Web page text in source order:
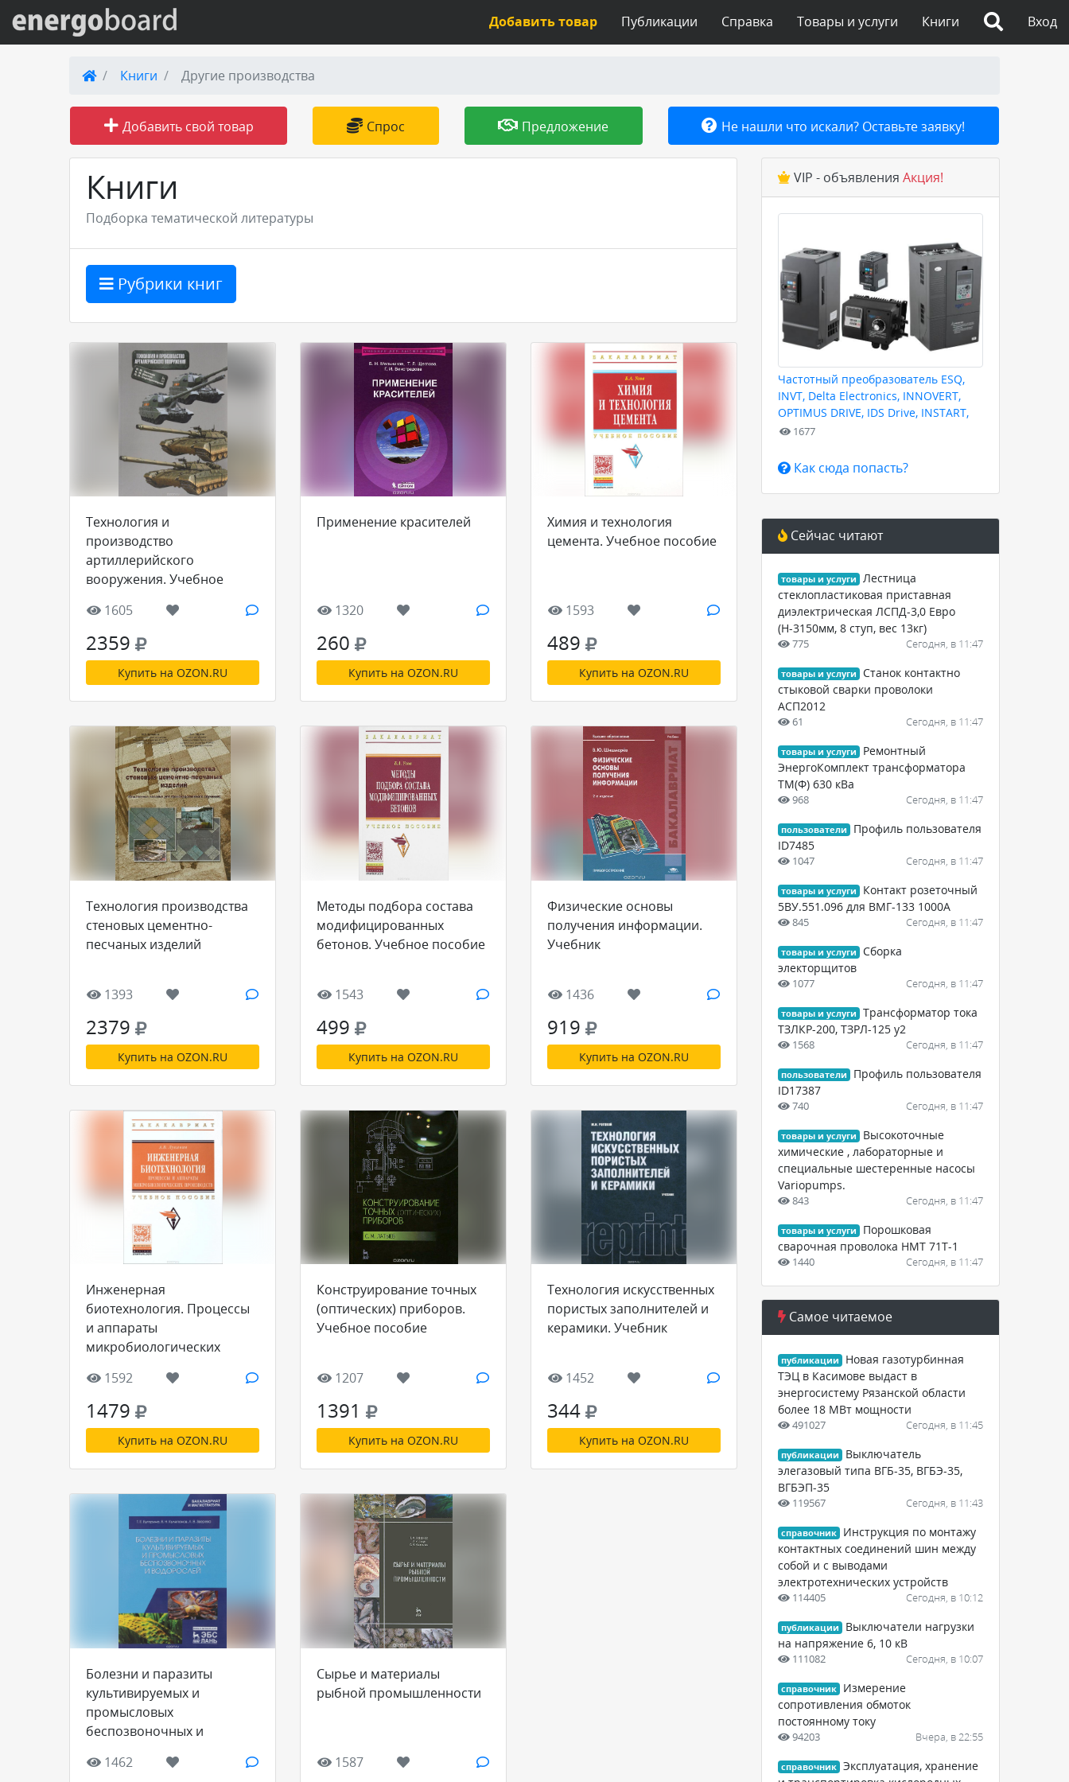
Вход на сайт
Поиск по сайту
Публикации
Справка
Товары и услуги
Добавить товар или услугу
Вход
Книги
Товары и услуги
Справка
Публикации
Добавить товар
Книги Другие производства
Добавить свой товар Спрос Предложение Не нашли что искали? Оставьте заявку!
Книги
Подборка тематической литературы
Рубрики книг
Технология и
производство
артиллерийского
вооружения. Учебное
1605
2359
Купить на OZON.RU
Применение красителей
1320
260
Купить на OZON.RU
Химия и технология
цемента. Учебное пособие
1593
489
Купить на OZON.RU
Технология производства
стеновых цементно-
песчаных изделий
1393
2379
Купить на OZON.RU
Методы подбора состава
модифицированных
бетонов. Учебное пособие
1543
499
Купить на OZON.RU
Физические основы
получения информации.
Учебник
1436
919
Купить на OZON.RU
Инженерная
биотехнология. Процессы
и аппараты
микробиологических
пособие
1592
1479
Купить на OZON.RU
Конструирование точных
(оптических) приборов.
Учебное пособие
1207
1391
Купить на OZON.RU
Технология искусственных
пористых заполнителей и
керамики. Учебник
1452
344
Купить на OZON.RU
Болезни и паразиты
культивируемых и
промысловых
беспозвоночных и
пособие
1462
Сырье и материалы
рыбной промышленности
1587
VIP - объявления Акция!
Частотный преобразователь ESQ,
INVT, Delta Electronics, INNOVERT,
OPTIMUS DRIVE, IDS Drive, INSTART,
HYUNDAI для любых задач
1677
Как сюда попасть?
Сейчас читают
товары и услуги
Лестница
стеклопластиковая приставная
диэлектрическая ЛСПД-3,0 Евро
(Н-3150мм, 8 ступ, вес 13кг)
775 Сегодня, в 11:47
товары и услуги
Станок контактно
стыковой сварки проволоки
АСП2012
61 Сегодня, в 11:47
товары и услуги
Ремонтный
ЭнергоКомплект трансформатора
ТМ(Ф) 630 кВа
968 Сегодня, в 11:47
пользователи
Профиль пользователя
ID7485
1047 Сегодня, в 11:47
товары и услуги
Контакт розеточный
5ВУ.551.096 для ВМГ-133 1000А
845 Сегодня, в 11:47
товары и услуги
Сборка
электорщитов
1077 Сегодня, в 11:47
товары и услуги
Трансформатор тока
ТЗЛКР-200, ТЗРЛ-125 у2
1568 Сегодня, в 11:47
пользователи
Профиль пользователя
ID17387
740 Сегодня, в 11:47
товары и услуги
Высокоточные
химические , лабораторные и
специальные шестеренные насосы
Variopumps.
843 Сегодня, в 11:47
товары и услуги
Порошковая
сварочная проволока НМТ 71Т-1
1440 Сегодня, в 11:47
Самое читаемое
публикации
Новая газотурбинная
ТЭЦ в Касимове выдаст в
энергосистему Рязанской области
более 18 МВт мощности
491027 Сегодня, в 11:45
публикации
Выключатель
элегазовый типа ВГБ-35, ВГБЭ-35,
ВГБЭП-35
119567 Сегодня, в 11:43
справочник
Инструкция по монтажу
контактных соединений шин между
собой и с выводами
электротехнических устройств
114405 Сегодня, в 10:12
публикации
Выключатели нагрузки
на напряжение 6, 10 кВ
111082 Сегодня, в 10:07
справочник
Измерение
сопротивления обмоток
постоянному току
94203 Вчера, в 22:55
справочник Эксплуатация, хранение